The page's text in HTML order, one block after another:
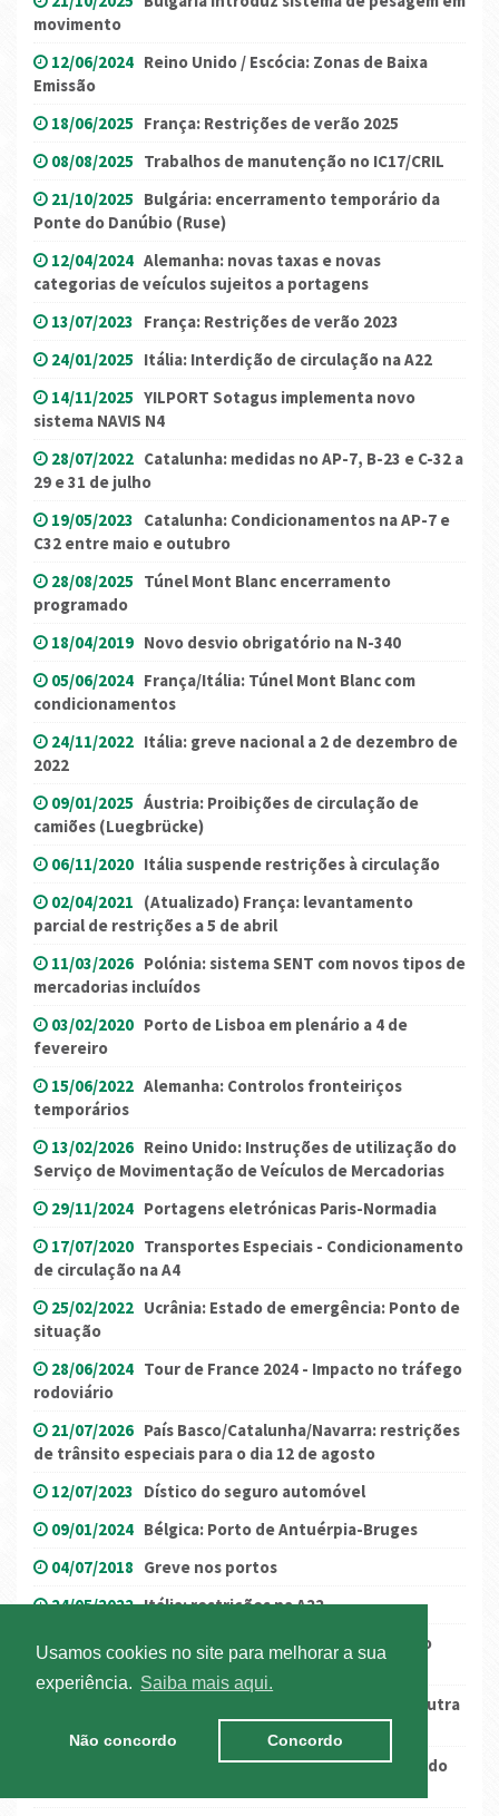
Usamos cookies no site para melhorar a sua
experiência.
Saiba mais aqui.
Não concordo Concordo
movimento
12/06/2024 Reino Unido / Escócia: Zonas de Baixa
Emissão
18/06/2025 França: Restrições de verão 2025
08/08/2025 Trabalhos de manutenção no IC17/CRIL
21/10/2025 Bulgária: encerramento temporário da
Ponte do Danúbio (Ruse)
12/04/2024 Alemanha: novas taxas e novas
categorias de veículos sujeitos a portagens
13/07/2023 França: Restrições de verão 2023
24/01/2025 Itália: Interdição de circulação na A22
14/11/2025 YILPORT Sotagus implementa novo
sistema NAVIS N4
28/07/2022 Catalunha: medidas no AP-7, B-23 e C-32 a
29 e 31 de julho
19/05/2023 Catalunha: Condicionamentos na AP-7 e
C32 entre maio e outubro
28/08/2025 Túnel Mont Blanc encerramento
programado
18/04/2019 Novo desvio obrigatório na N-340
05/06/2024 França/Itália: Túnel Mont Blanc com
condicionamentos
24/11/2022 Itália: greve nacional a 2 de dezembro de
2022
09/01/2025 Áustria: Proibições de circulação de
camiões (Luegbrücke)
06/11/2020 Itália suspende restrições à circulação
02/04/2021 (Atualizado) França: levantamento
parcial de restrições a 5 de abril
11/03/2026 Polónia: sistema SENT com novos tipos de
mercadorias incluídos
03/02/2020 Porto de Lisboa em plenário a 4 de
fevereiro
15/06/2022 Alemanha: Controlos fronteiriços
temporários
13/02/2026 Reino Unido: Instruções de utilização do
Serviço de Movimentação de Veículos de Mercadorias
29/11/2024 Portagens eletrónicas Paris-Normadia
17/07/2020 Transportes Especiais - Condicionamento
de circulação na A4
25/02/2022 Ucrânia: Estado de emergência: Ponto de
situação
28/06/2024 Tour de France 2024 - Impacto no tráfego
rodoviário
21/07/2026 País Basco/Catalunha/Navarra: restrições
de trânsito especiais para o dia 12 de agosto
12/07/2023 Dístico do seguro automóvel
09/01/2024 Bélgica: Porto de Antuérpia-Bruges
04/07/2018 Greve nos portos
24/05/2022 Itália: restrições na A22
Alemanha: possíveis perturbações no
porto de Hamburgo
Áustria: estado de Burgenland com outra
França/Itália: reabertura antecipada do